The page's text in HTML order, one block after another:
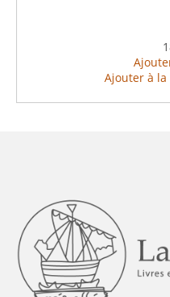
Ajouter à